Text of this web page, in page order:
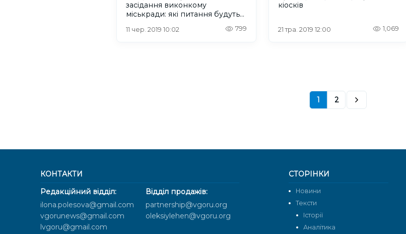
засідання виконкому
міськради: які питання будуть
11 чер. 2019 10:02 799
кіосків
21 тра. 2019 12:00 1,069
1 2
КОНТАКТИ
Редакційний відділ:
ilona.polesova@gmail.com
vgorunews@gmail.com
lvgoru@gmail.com
Відділ продажів:
partnership@vgoru.org
oleksiylehen@vgoru.org
СТОРІНКИ
Новини
Тексти
Історії
Аналітика